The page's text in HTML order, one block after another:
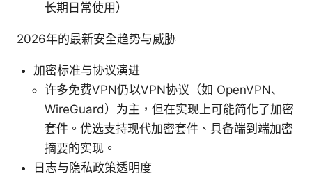
长期日常使用）
2026年的最新安全趋势与威胁
加密标准与协议演进
许多免费VPN仍以VPN协议（如 OpenVPN、
WireGuard）为主，但在实现上可能简化了加密
套件。优选支持现代加密套件、具备端到端加密
摘要的实现。
日志与隐私政策透明度